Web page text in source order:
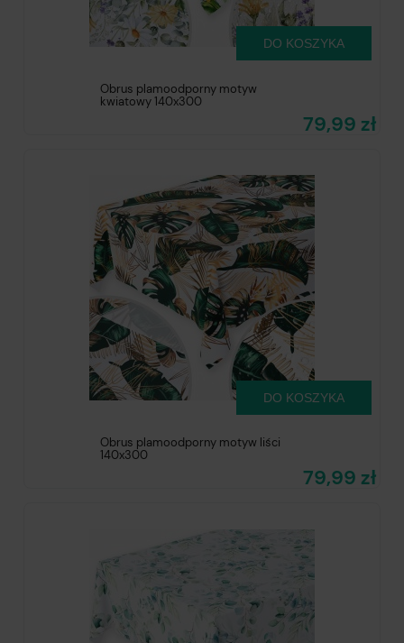
Obrus plamoodporny motyw
kwiatowy 140x300
79,99 zł
DO KOSZYKA
Obrus plamoodporny motyw liści
140x300
79,99 zł
DO KOSZYKA